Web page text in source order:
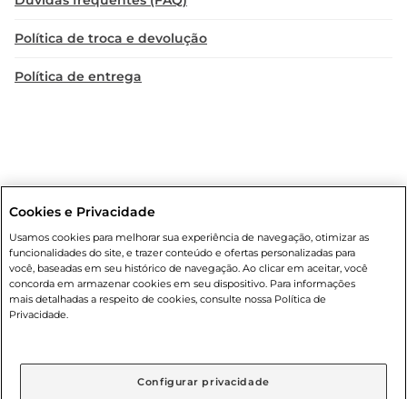
Política de troca e devolução
Política de entrega
é o do carrinho de compras. Fotos ilustrativas. Compras sujeitas a
confirmação de estoque. Compras podem ser canceladas em caso
de suspeita de fraude. A fim de garantir o acesso de um maior
número de clientes as nossas promoções, a compra de produtos
com preços promocionais poderá ter sua quantidade limitada por
cliente. Os preços, ofertas e condições são exclusivos para o e-
menores de 18 anos, conforme Lei n.º 8069/90, art. 81, inciso II
(Estatuto da Criança e do Adolescente). Preços e condições
Cookies e Privacidade
Usamos cookies para melhorar sua experiência de navegação, otimizar as
funcionalidades do site, e trazer conteúdo e ofertas personalizadas para
você, baseadas em seu histórico de navegação. Ao clicar em aceitar, você
concorda em armazenar cookies em seu dispositivo. Para informações
mais detalhadas a respeito de cookies, consulte nossa Política de
Privacidade.
Configurar privacidade